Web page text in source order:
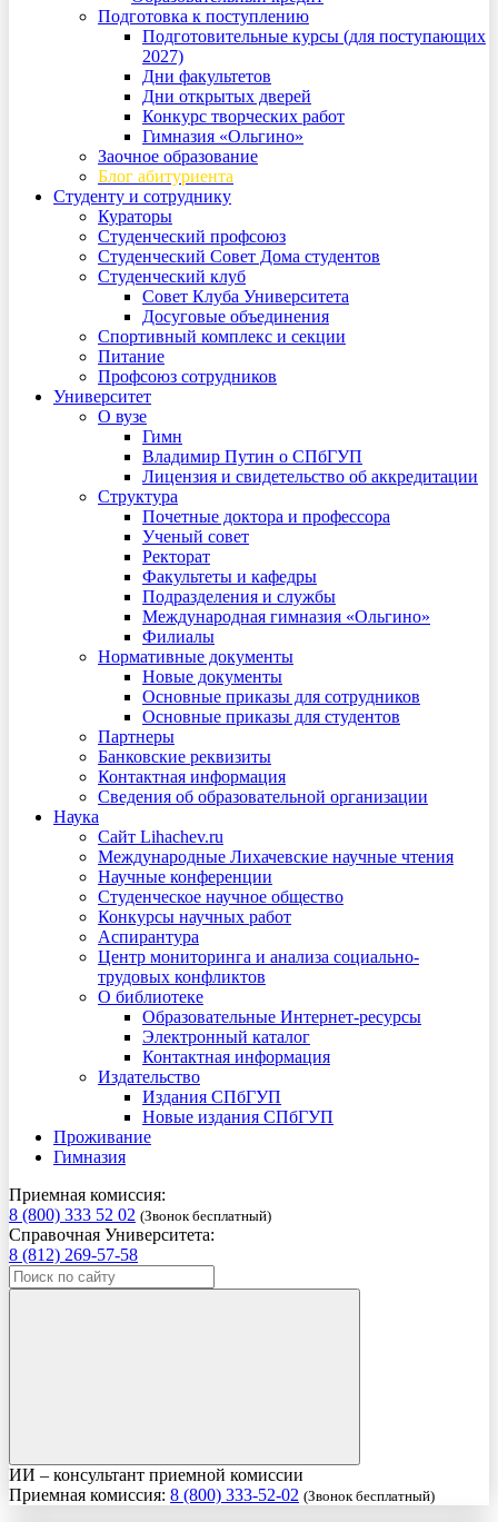
Подготовка к поступлению
Подготовительные курсы (для поступающих
2027)
Дни факультетов
Дни открытых дверей
Конкурс творческих работ
Гимназия «Ольгино»
Заочное образование
Блог абитуриента
Студенту и сотруднику
Кураторы
Студенческий профсоюз
Студенческий Совет Дома студентов
Студенческий клуб
Совет Клуба Университета
Досуговые объединения
Спортивный комплекс и секции
Питание
Профсоюз сотрудников
Университет
О вузе
Гимн
Владимир Путин о СПбГУП
Лицензия и свидетельство об аккредитации
Структура
Почетные доктора и профессора
Ученый совет
Ректорат
Факультеты и кафедры
Подразделения и службы
Международная гимназия «Ольгино»
Филиалы
Нормативные документы
Новые документы
Основные приказы для сотрудников
Основные приказы для студентов
Партнеры
Банковские реквизиты
Контактная информация
Сведения об образовательной организации
Наука
Сайт Lihachev.ru
Международные Лихачевские научные чтения
Научные конференции
Студенческое научное общество
Конкурсы научных работ
Аспирантура
Центр мониторинга и анализа социально-
трудовых конфликтов
О библиотеке
Образовательные Интернет-ресурсы
Электронный каталог
Контактная информация
Издательство
Издания СПбГУП
Новые издания СПбГУП
Проживание
Гимназия
Приемная комиссия:
8 (800) 333 52 02 (Звонок бесплатный)
Справочная Университета:
8 (812) 269-57-58
ИИ – консультант приемной комиссии
Приемная комиссия: 8 (800) 333-52-02 (Звонок бесплатный)